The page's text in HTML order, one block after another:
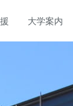
大学案内